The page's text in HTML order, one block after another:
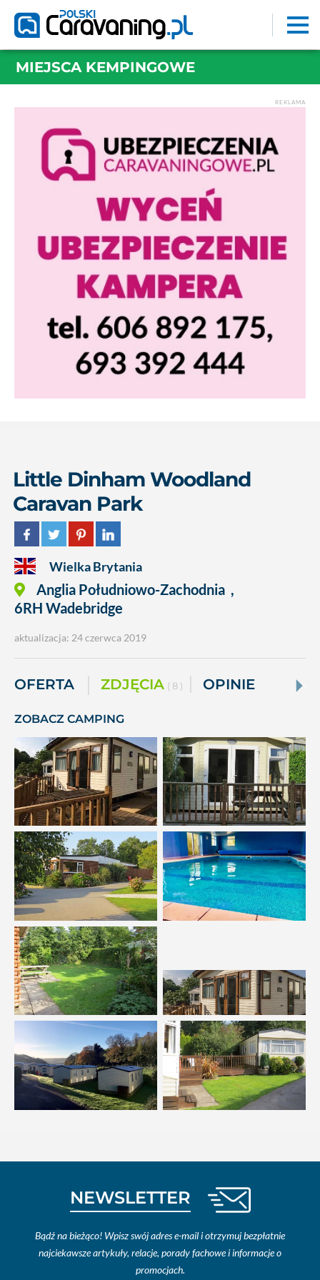
MIEJSCA KEMPINGOWE
REKLAMA
Little Dinham Woodland
Caravan Park
Wielka Brytania
Anglia Południowo-Zachodnia ,
6RH Wadebridge
aktualizacja: 24 czerwca 2019
OFERTA ZDJĘCIA ( 8 ) OPINIE
ZOBACZ CAMPING
NEWSLETTER
Bądź na bieżąco! Wpisz swój adres e-mail i otrzymuj bezpłatnie
najciekawsze artykuły, relacje, porady fachowe i informacje o
promocjach.